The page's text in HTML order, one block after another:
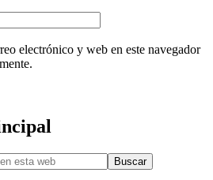
electrónico y web en este navegador